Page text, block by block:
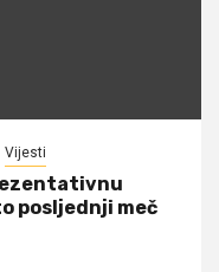
Vijesti
posljednji meč